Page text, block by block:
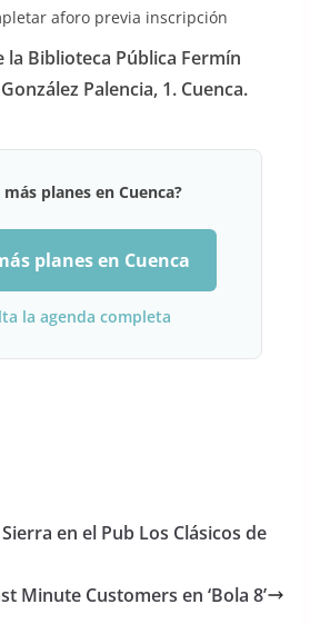
aforo previa inscripción
la Biblioteca Pública Fermín
Palencia, 1. Cuenca.
más planes en Cuenca?
planes en Cuenca
la agenda completa
en el Pub Los Clásicos de
Minute Customers en ‘Bola 8’